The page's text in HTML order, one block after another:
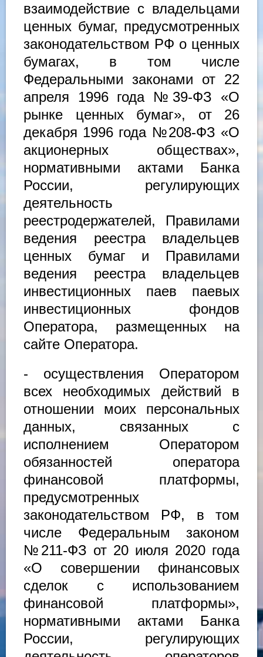
взаимодействие с владельцами
ценных бумаг, предусмотренных
законодательством РФ о ценных
бумагах, в том числе
Федеральными законами от 22
апреля 1996 года №39-ФЗ «О
рынке ценных бумаг», от 26
декабря 1996 года №208-ФЗ «О
акционерных обществах»,
нормативными актами Банка
России, регулирующих
деятельность
реестродержателей, Правилами
ведения реестра владельцев
ценных бумаг и Правилами
ведения реестра владельцев
инвестиционных паев паевых
инвестиционных фондов
Оператора, размещенных на
сайте Оператора.
- осуществления Оператором
всех необходимых действий в
отношении моих персональных
данных, связанных с
исполнением Оператором
обязанностей оператора
финансовой платформы,
предусмотренных
законодательством РФ, в том
числе Федеральным законом
№211-ФЗ от 20 июля 2020 года
«О совершении финансовых
сделок с использованием
финансовой платформы»,
нормативными актами Банка
России, регулирующих